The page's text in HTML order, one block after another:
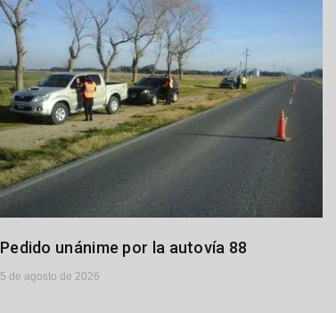
Pedido unánime por la autovía 88
5 de agosto de 2026